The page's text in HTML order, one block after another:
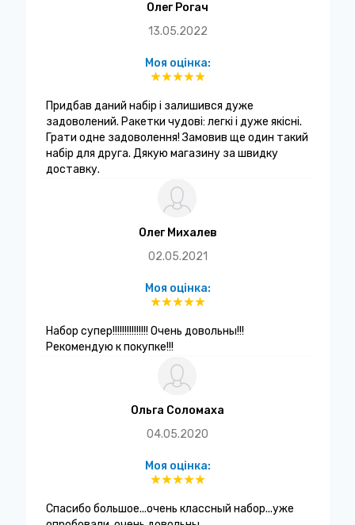
Олег Рогач
13.05.2022
Моя оцінка:
Придбав даний набір і залишився дуже
задоволений. Ракетки чудові: легкі і дуже якісні.
Грати одне задоволення! Замовив ще один такий
набір для друга. Дякую магазину за швидку
доставку.
Олег Михалев
02.05.2021
Моя оцінка:
Набор супер!!!!!!!!!!!!!!! Очень довольны!!!
Рекомендую к покупке!!!
Ольга Соломаха
04.05.2020
Моя оцінка:
Спасибо большое...очень классный набор...уже